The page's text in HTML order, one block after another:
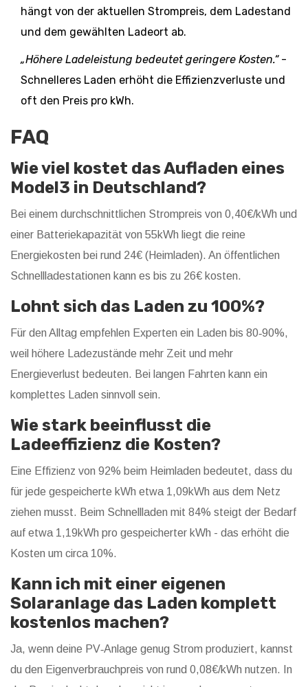
hängt von der aktuellen Strompreis, dem Ladestand
und dem gewählten Ladeort ab.
„Höhere Ladeleistung bedeutet geringere Kosten.“-
Schnelleres Laden erhöht die Effizienzverluste und
oft den Preis pro kWh.
FAQ
Wie viel kostet das Aufladen eines
Model3 in Deutschland?
Bei einem durchschnittlichen Strompreis von 0,40€/kWh und
einer Batteriekapazität von 55kWh liegt die reine
Energiekosten bei rund 24€ (Heimladen). An öffentlichen
Schnellladestationen kann es bis zu 26€ kosten.
Lohnt sich das Laden zu 100%?
Für den Alltag empfehlen Experten ein Laden bis 80‑90%,
weil höhere Ladezustände mehr Zeit und mehr
Energieverlust bedeuten. Bei langen Fahrten kann ein
komplettes Laden sinnvoll sein.
Wie stark beeinflusst die
Ladeeffizienz die Kosten?
Eine Effizienz von 92% beim Heimladen bedeutet, dass du
für jede gespeicherte kWh etwa 1,09kWh aus dem Netz
ziehen musst. Beim Schnellladen mit 84% steigt der Bedarf
auf etwa 1,19kWh pro gespeicherter kWh - das erhöht die
Kosten um circa 10%.
Kann ich mit einer eigenen
Solaranlage das Laden komplett
kostenlos machen?
Ja, wenn deine PV‑Anlage genug Strom produziert, kannst
du den Eigenverbrauchpreis von rund 0,08€/kWh nutzen. In